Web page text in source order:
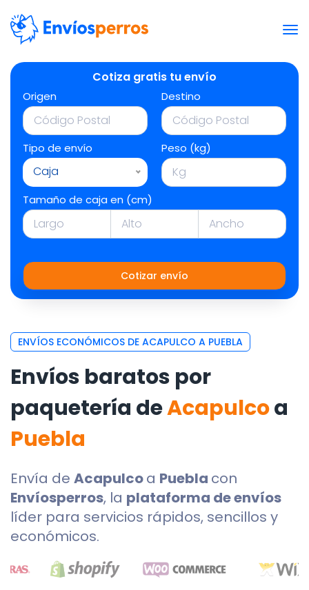
Cotiza gratis tu envío
Origen Destino
Tipo de envío
Caja
Peso (kg)
Tamaño de caja en (cm)
Cotizar envío
ENVÍOS ECONÓMICOS DE ACAPULCO A PUEBLA
Envíos baratos por
paquetería deAcapulcoa
Puebla
Envía de Acapulcoa Puebla con
Envíosperros, la plataforma de envíos
líder para servicios rápidos, sencillos y
económicos.